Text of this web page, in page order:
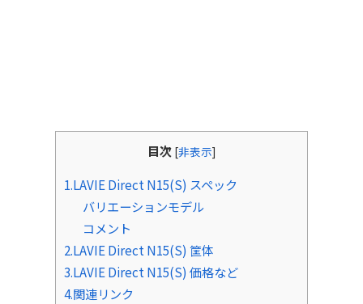
目次 [非表示]
1.LAVIE Direct N15(S) スペック
バリエーションモデル
コメント
2.LAVIE Direct N15(S) 筐体
3.LAVIE Direct N15(S) 価格など
4.関連リンク